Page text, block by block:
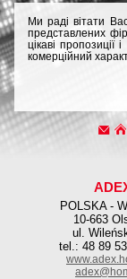
Ми раді вітати
представлених
цікаві
комерційний
POLSKA -
10-663
ul.
tel.: 48 89